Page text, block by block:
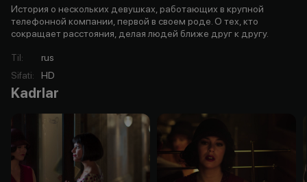
История о нескольких девушках, работающих в крупной
телефонной компании, первой в своем роде. О тех, кто
сокращает расстояния, делая людей ближе друг к другу.
Til:
rus
Sifati: HD
Kadrlar